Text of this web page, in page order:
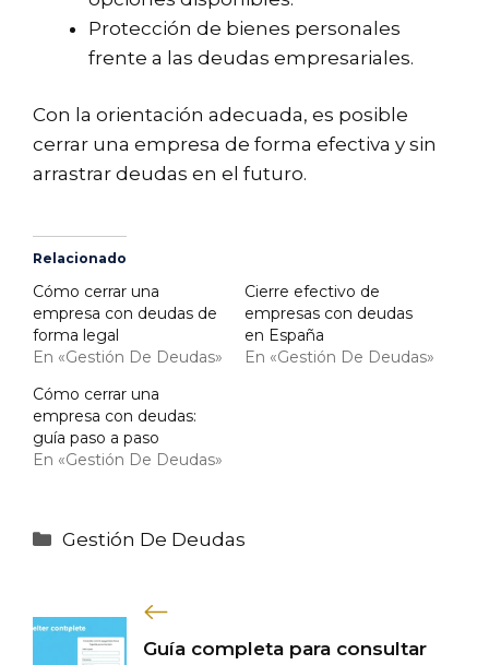
Protección de bienes personales
frente a las deudas empresariales.
Con la orientación adecuada, es posible
cerrar una empresa de forma efectiva y sin
arrastrar deudas en el futuro.
Relacionado
Cómo cerrar una
empresa con deudas de
forma legal
En «Gestión De Deudas»
Cierre efectivo de
empresas con deudas
en España
En «Gestión De Deudas»
Cómo cerrar una
empresa con deudas:
guía paso a paso
En «Gestión De Deudas»
Categorías
Gestión De Deudas
Guía completa para consultar